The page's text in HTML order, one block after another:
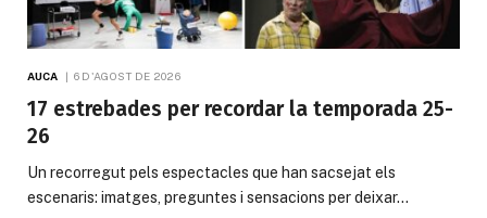
AUCA 6 D'AGOST DE 2026
17 estrebades per recordar la temporada 25-
26
Un recorregut pels espectacles que han sacsejat els
escenaris: imatges, preguntes i sensacions per deixar…